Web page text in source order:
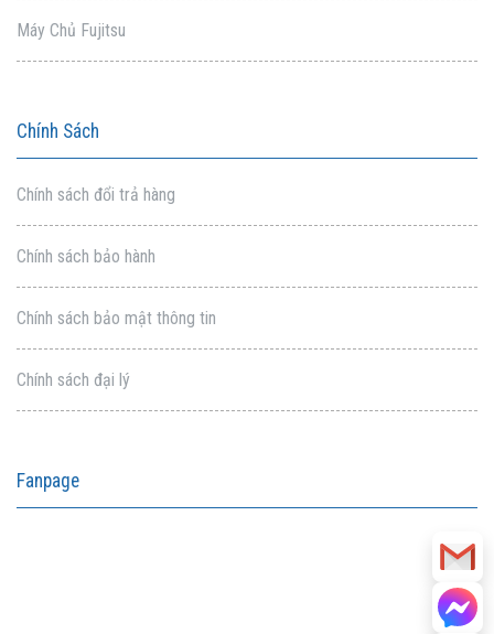
Máy Chủ Fujitsu
Chính Sách
Chính sách đổi trả hàng
Chính sách bảo hành
Chính sách bảo mật thông tin
Chính sách đại lý
Fanpage